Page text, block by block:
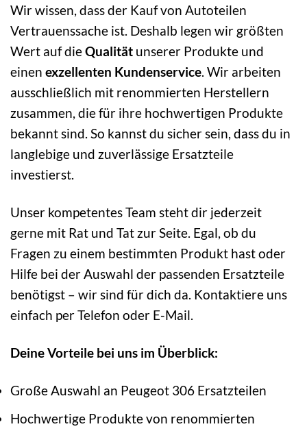
Wir wissen, dass der Kauf von Autoteilen
Vertrauenssache ist. Deshalb legen wir größten
Wert auf dieQualität unserer Produkte und
einen exzellenten Kundenservice. Wir arbeiten
ausschließlich mit renommierten Herstellern
zusammen, die für ihre hochwertigen Produkte
bekannt sind. So kannst du sicher sein, dass du in
langlebige und zuverlässige Ersatzteile
investierst.
Unser kompetentes Team steht dir jederzeit
gerne mit Rat und Tat zur Seite. Egal, ob du
Fragen zu einem bestimmten Produkt hast oder
Hilfe bei der Auswahl der passenden Ersatzteile
benötigst – wir sind für dich da. Kontaktiere uns
einfach per Telefon oder E-Mail.
Deine Vorteile bei uns im Überblick:
Große Auswahl an Peugeot 306 Ersatzteilen
Hochwertige Produkte von renommierten